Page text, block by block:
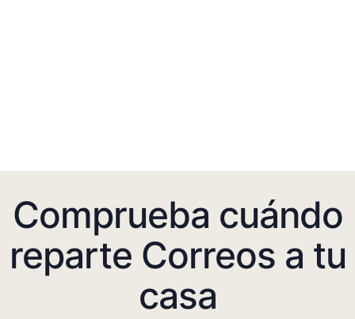
Comprueba cuándo
reparte Correos a tu
casa